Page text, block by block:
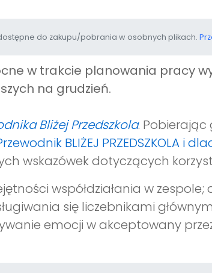
do zakupu/pobrania w osobnych plikach.
w trakcie planowania pracy
na grudzień.
Bliżej Przedszkola. Pobierając
BLIŻEJ PRZEDSZKOLA i
wskazówek dotyczących
współdziałania w zespole;
się liczebnikami
emocji w akceptowany